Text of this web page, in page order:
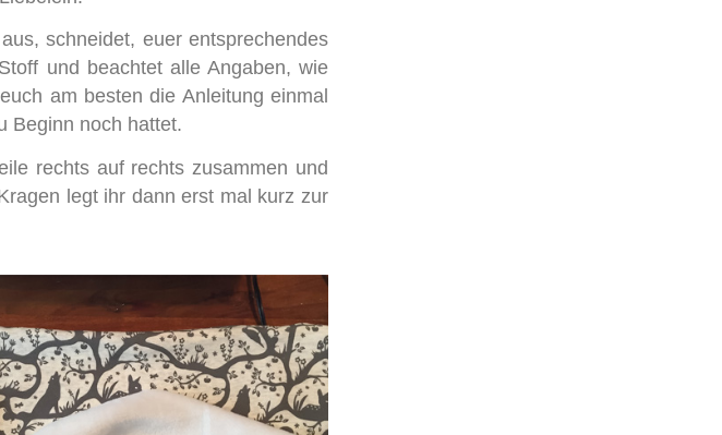
schneidet, euer entsprechendes
und beachtet alle Angaben, wie
am besten die Anleitung einmal
Beginn noch hattet.
rechts auf rechts zusammen und
legt ihr dann erst mal kurz zur